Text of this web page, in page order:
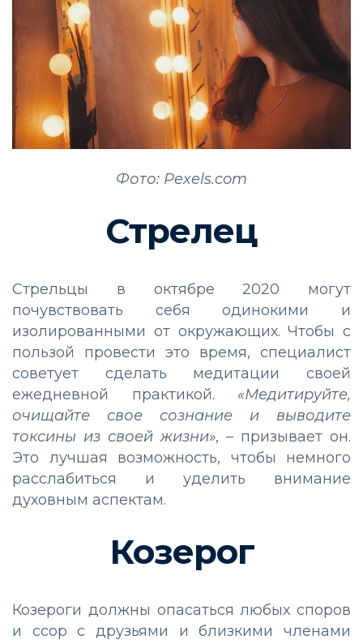
Фото: Pexels.com
Стрелец
Стрельцы в октябре 2020 могут
почувствовать себя одинокими и
изолированными от окружающих. Чтобы с
пользой провести это время, специалист
советует сделать медитации своей
ежедневной практикой. «Медитируйте,
очищайте свое сознание и выводите
токсины из своей жизни», – призывает он.
Это лучшая возможность, чтобы немного
расслабиться и уделить внимание
духовным аспектам.
Козерог
Козероги должны опасаться любых споров
и ссор с друзьями и близкими членами